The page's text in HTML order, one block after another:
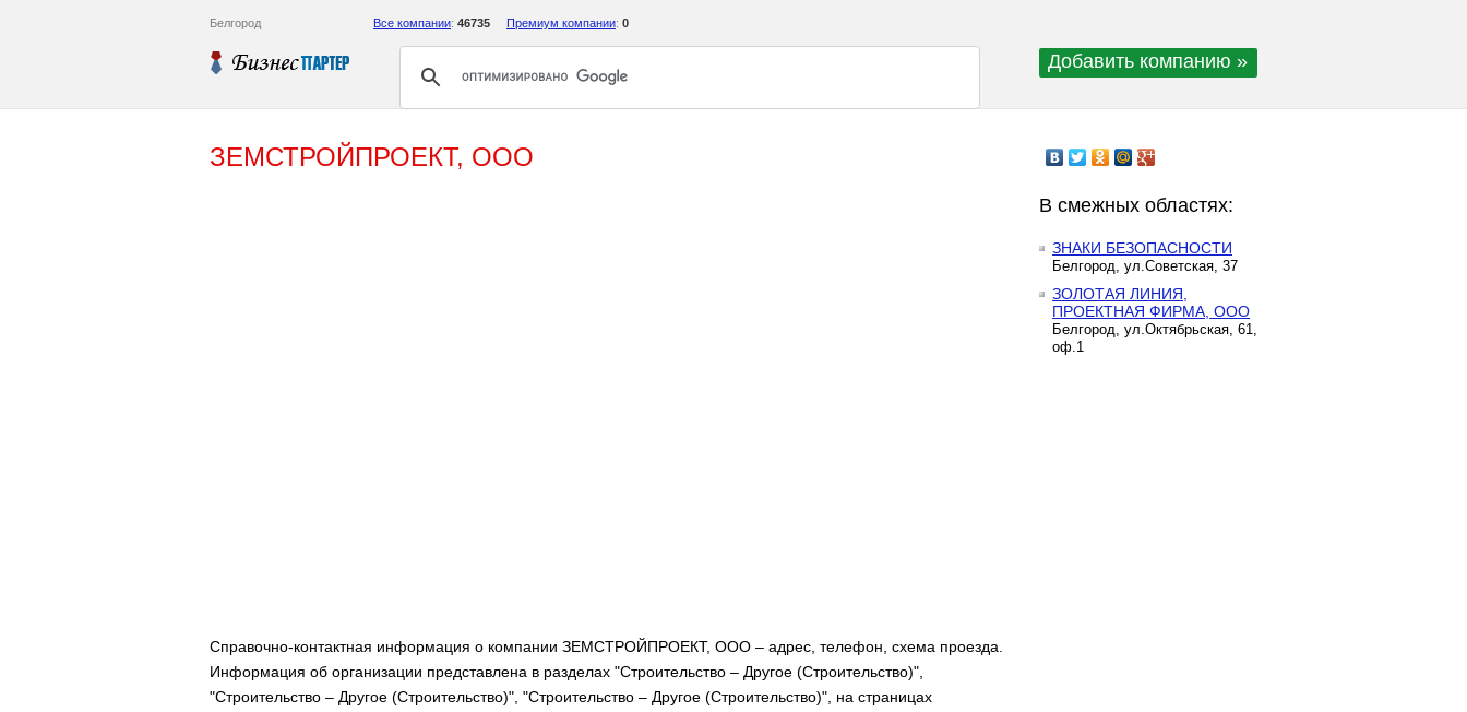
Белгород Все компании: 46735 Премиум компании: 0
Добавить компанию »
ЗЕМСТРОЙПРОЕКТ, ООО
Справочно-контактная информация о компании ЗЕМСТРОЙПРОЕКТ, ООО – адрес, телефон, схема проезда.
Информация об организации представлена в разделах "Строительство – Другое (Строительство)",
"Строительство – Другое (Строительство)", "Строительство – Другое (Строительство)", на страницах
В смежных областях:
ЗНАКИ БЕЗОПАСНОСТИ
Белгород, ул.Советская, 37
ЗОЛОТАЯ ЛИНИЯ,
ПРОЕКТНАЯ ФИРМА, ООО
Белгород, ул.Октябрьская, 61,
оф.1